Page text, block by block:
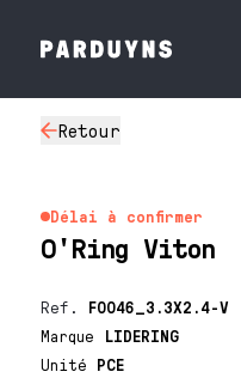
Retour
Délai à confirmer
O'Ring Viton
Ref. F0046_3.3X2.4-V
Marque LIDERING
Unité PCE